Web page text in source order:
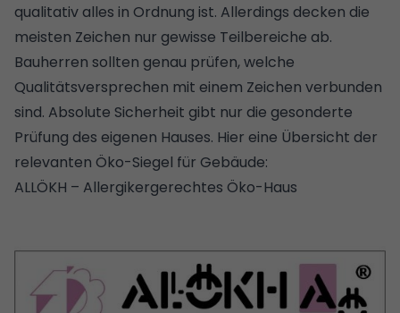
qualitativ alles in Ordnung ist. Allerdings decken die
meisten Zeichen nur gewisse Teilbereiche ab.
Bauherren sollten genau prüfen, welche
Qualitätsversprechen mit einem Zeichen verbunden
sind. Absolute Sicherheit gibt nur die gesonderte
Prüfung des eigenen Hauses. Hier eine Übersicht der
relevanten Öko-Siegel für Gebäude:
ALLÖKH – Allergikergerechtes Öko-Haus